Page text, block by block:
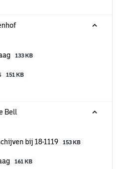
133 KB
151 KB
Bell
bij 18-1119
153 KB
161 KB